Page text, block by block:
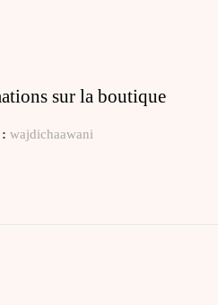
sur la boutique
wajdichaawani